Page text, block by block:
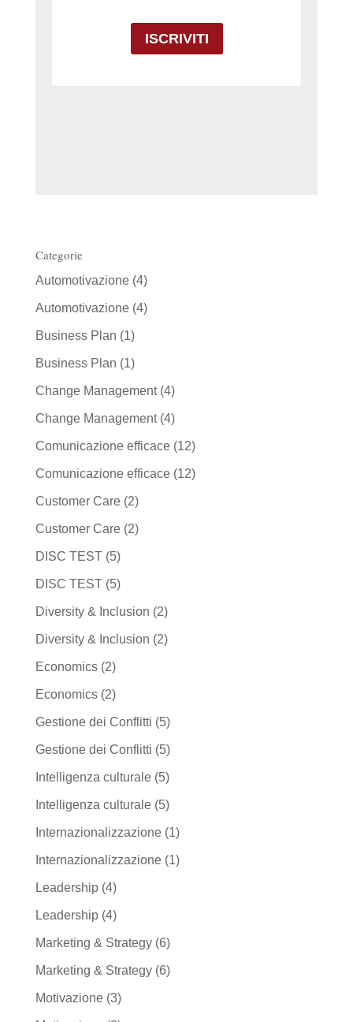
Categorie
Automotivazione(4)
Automotivazione(4)
Business Plan (1)
Business Plan (1)
Change Management(4)
Change Management(4)
Comunicazione efficace(12)
Comunicazione efficace(12)
Customer Care(2)
Customer Care(2)
DISC TEST(5)
DISC TEST(5)
Diversity & Inclusion (2)
Diversity & Inclusion (2)
Economics(2)
Economics(2)
Gestione dei Conflitti (5)
Gestione dei Conflitti (5)
Intelligenza culturale(5)
Intelligenza culturale(5)
Internazionalizzazione(1)
Internazionalizzazione(1)
Leadership(4)
Leadership(4)
Marketing & Strategy(6)
Marketing & Strategy(6)
Motivazione(3)